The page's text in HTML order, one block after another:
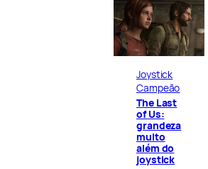
Joystick
Campeão
The Last
of Us:
grandeza
muito
além do
joystick